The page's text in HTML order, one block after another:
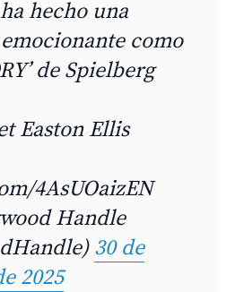
hecho una
como
de Spielberg
Easton Ellis
4AsUOaizEN
Handle
30 de
2025